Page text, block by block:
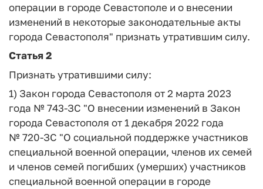
операции в городе Севастополе и о внесении
изменений в некоторые законодательные акты
города Севастополя" признать утратившим силу.
Статья 2
Признать утратившими силу:
1) Закон города Севастополя от 2 марта 2023
года № 743-ЗС "О внесении изменений в Закон
города Севастополя от 1 декабря 2022 года
№ 720-ЗС "О социальной поддержке участников
специальной военной операции, членов их семей
и членов семей погибших (умерших) участников
специальной военной операции в городе